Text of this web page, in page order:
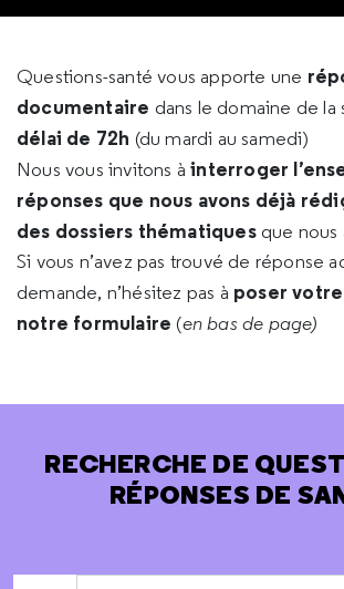
Questions-santé vous apporte une
documentaire dans le domaine de la
délai de 72h (du mardi au samedi)
Nous vous invitons àinterroger
réponses que nous avons déjà
des dossiers thématiques que nous
Si vous n’avez pas trouvé de réponse
demande, n’hésitez pas à poser
notre formulaire (en bas de page)
RECHERCHE DE
RÉPONSES DE